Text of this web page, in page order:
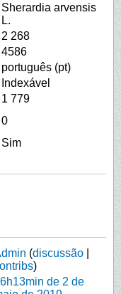
Sherardia arvensis
L.
2 268
4586
português (pt)
Indexável
1 779
0
Sim
(discussão
)
de 2 de